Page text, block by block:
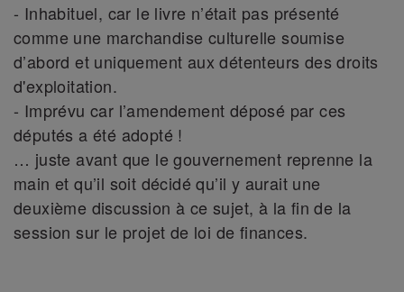
- Inhabituel, car le livre n’était pas présenté
comme une marchandise culturelle soumise
d’abord et uniquement aux détenteurs des droits
d'exploitation.
- Imprévu car l’amendement déposé par ces
députés a été adopté !
… juste avant que le gouvernement reprenne la
main et qu’il soit décidé qu’il y aurait une
deuxième discussion à ce sujet, à la fin de la
session sur le projet de loi de finances.